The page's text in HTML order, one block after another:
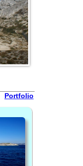
Portfolio